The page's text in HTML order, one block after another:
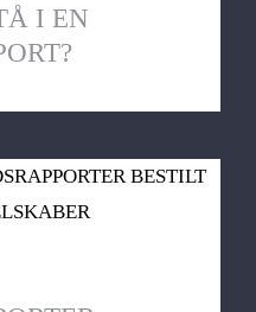
I EN